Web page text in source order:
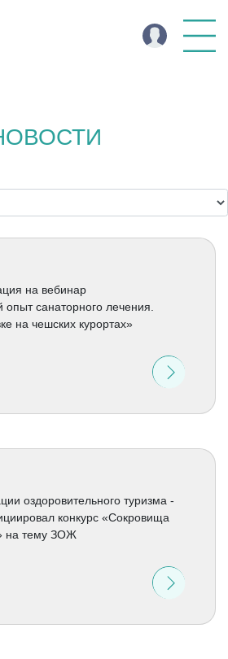
на вебинар
санаторного лечения.
на чешских курортах»
оздоровительного туризма -
конкурс «Сокровища
на тему ЗОЖ